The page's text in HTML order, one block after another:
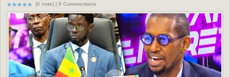
(0 vote) | 0 Commentaire